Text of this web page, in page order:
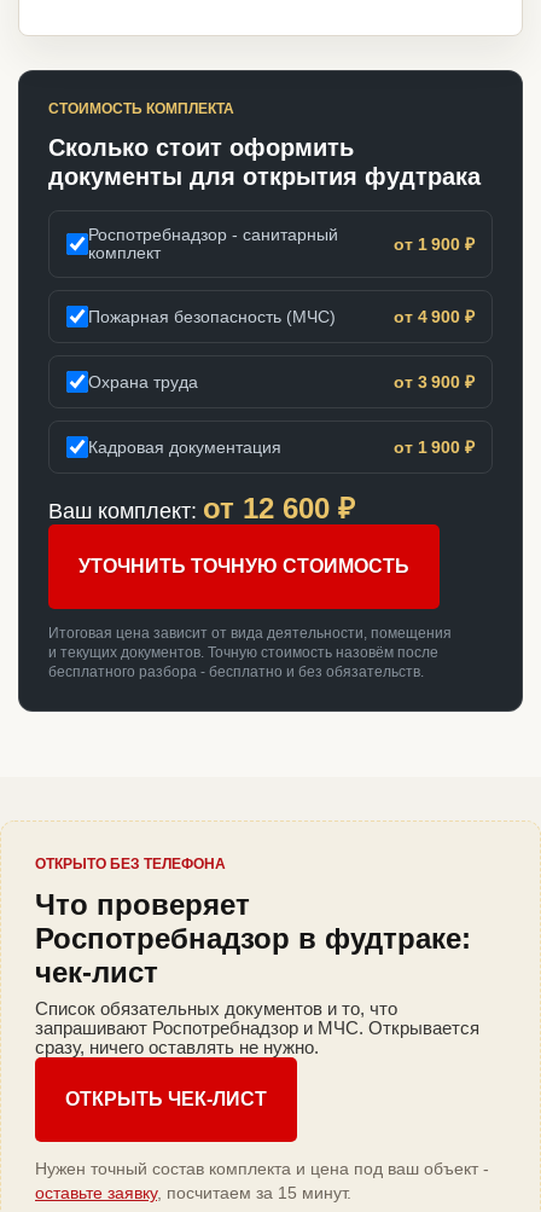
СТОИМОСТЬ КОМПЛЕКТА
Сколько стоит оформить
документы для открытия фудтрака
Роспотребнадзор - санитарный
комплект
от 1 900 ₽
Пожарная безопасность (МЧС) от 4 900 ₽
Охрана труда от 3 900 ₽
Кадровая документация от 1 900 ₽
Ваш комплект: от 12 600 ₽
УТОЧНИТЬ ТОЧНУЮ СТОИМОСТЬ
Итоговая цена зависит от вида деятельности, помещения
и текущих документов. Точную стоимость назовём после
бесплатного разбора - бесплатно и без обязательств.
ОТКРЫТО БЕЗ ТЕЛЕФОНА
Что проверяет
Роспотребнадзор в фудтраке:
чек-лист
Список обязательных документов и то, что
запрашивают Роспотребнадзор и МЧС. Открывается
сразу, ничего оставлять не нужно.
ОТКРЫТЬ ЧЕК-ЛИСТ
Нужен точный состав комплекта и цена под ваш объект -
оставьте заявку, посчитаем за 15 минут.